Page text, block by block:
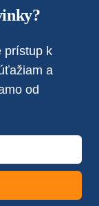
prístup k
a
od